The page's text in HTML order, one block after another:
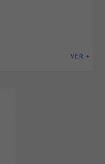
VER +